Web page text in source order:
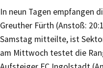
In neun Tagen empfangen
Greuther Fürth (Anstoß:
Samstag mitteilte, ist
am Mittwoch testet die